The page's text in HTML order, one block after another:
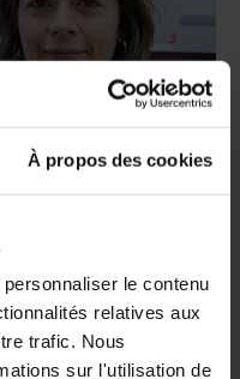
À propos des cookies
le contenu
relatives aux
trafic. Nous
sur l'utilisation de
het DNA
vergelijken we
in bestaande
in beslag, maar het
waar de parasiet